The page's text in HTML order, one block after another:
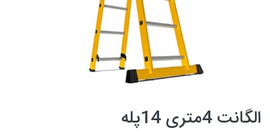
الگانت 4متری 14پله